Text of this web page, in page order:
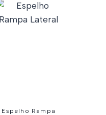
Espelho Rampa